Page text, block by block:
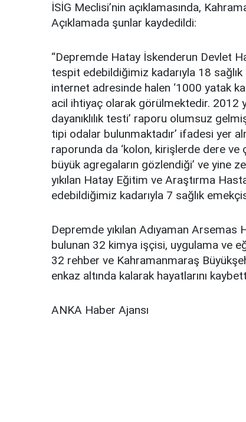
İSİG Meclisi’nin açıklamasında,
Açıklamada şunlar kaydedildi:
“Depremde Hatay İskenderun Devlet
tespit edebildiğimiz kadarıyla 18
internet adresinde halen ‘1000 yatak
acil ihtiyaç olarak görülmektedir. 2012
dayanıklılık testi’ raporu olumsuz
tipi odalar bulunmaktadır’ ifadesi yer
raporunda da ‘kolon, kirişlerde dere ve
büyük agregaların gözlendiği’ ve yine
yıkılan Hatay Eğitim ve Araştırma
edebildiğimiz kadarıyla 7 sağlık
Depremde yıkılan Adıyaman
bulunan 32 kimya işçisi, uygulama ve
32 rehber ve Kahramanmaraş
enkaz altında kalarak hayatlarını
ANKA Haber Ajansı